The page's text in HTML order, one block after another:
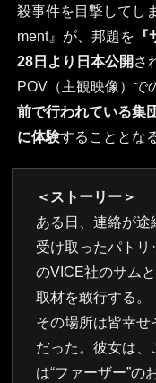
殺事件を目撃してし
ment』が、邦題を
28日より日本公開 さ
POV（主観映像）で
前で行われている集
に体験することとな
＜ストーリー＞
ある日、連絡が途
受け取ったパト
のVICE社のサム
取材を敢行する。
その場所は皆幸
だった。彼女は
は“ファーザー”の